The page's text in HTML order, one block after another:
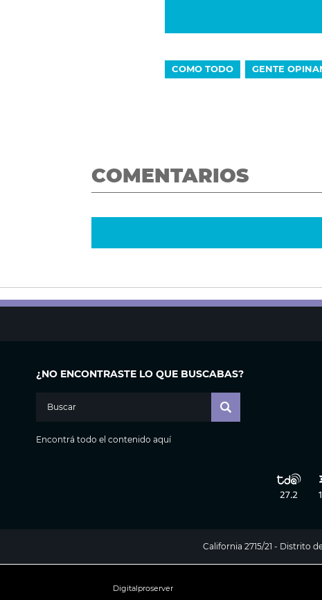
COMO TODO GENTE
COMENTARIOS
¿NO ENCONTRASTE LO QUE BUSCABAS?
Encontrá todo el contenido aquí
California 2715/21 - Distrito
Digitalproserver